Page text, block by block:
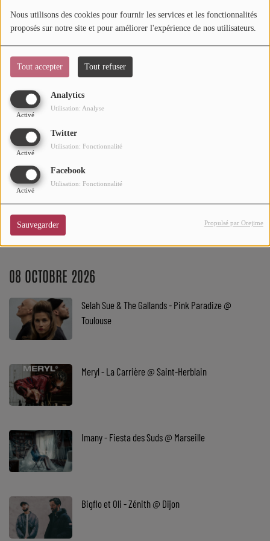
Nous utilisons des cookies pour fournir les services et les fonctionnalités
proposés sur notre site et pour améliorer l'expérience de nos utilisateurs.
Tout accepter Tout refuser
Analytics
Activé
Utilisation: Analyse
Twitter
Activé
Utilisation: Fonctionnalité
Facebook
Activé
Utilisation: Fonctionnalité
Sauvegarder Propulsé par Orejime
Mode
Cinéma
Buzz
Dossiers
AGENDA
Festivals
CONCOURS
Wiki RnB
Grille des programmes
Titres diffusés
Playlist
MY SOUL ADDICT
T'Chat
L'équipe Soul Addict
04 OCTOBRE 2026
Rochelle
Bigflo et Oli - Zénith @ Pau
07 OCTOBRE 2026
Bianca Costa - Le Ferrailleur @ Nantes
08 OCTOBRE 2026
Selah Sue & The Gallands - Pink Paradize @
Toulouse
Meryl - La Carrière @ Saint-Herblain
Imany - Fiesta des Suds @ Marseille
Bigflo et Oli - Zénith @ Dijon